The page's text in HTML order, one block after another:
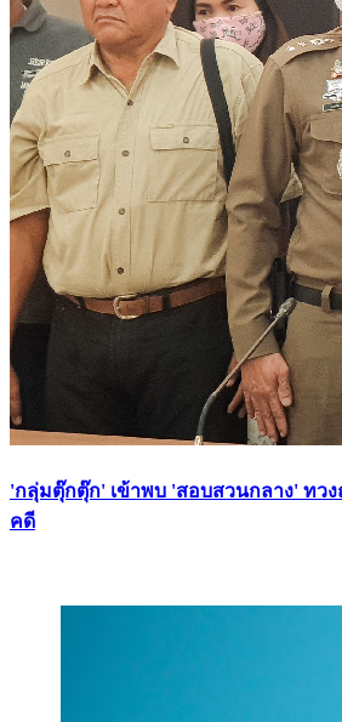
'กลุ่มตุ๊กตุ๊ก' เข้าพบ 'สอบสวนกลาง' ทว
คดี